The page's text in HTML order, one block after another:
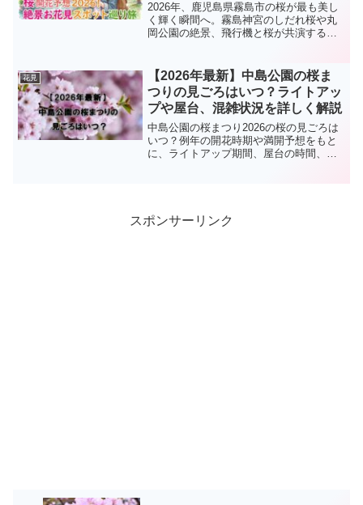
2026年、鹿児島県霧島市の桜が最も美し
く輝く瞬間へ。霧島神宮のしだれ桜や丸
岡公園の絶景、飛行機と桜が共演する穴
や、地元グルメ情報も満載です。神話の
里・霧島で、心に刻まれる春の旅を計画
しませんか？
花見
【2026年最新】中島公園の桜ま
つりの見ごろはいつ？ライトアッ
プや屋台、混雑状況を詳しく解説
中島公園の桜まつり2026の桜の見ごろは
いつ？例年の開花時期や満開予想をもと
に、ライトアップ期間、屋台の時間、見
スポンサーリンク